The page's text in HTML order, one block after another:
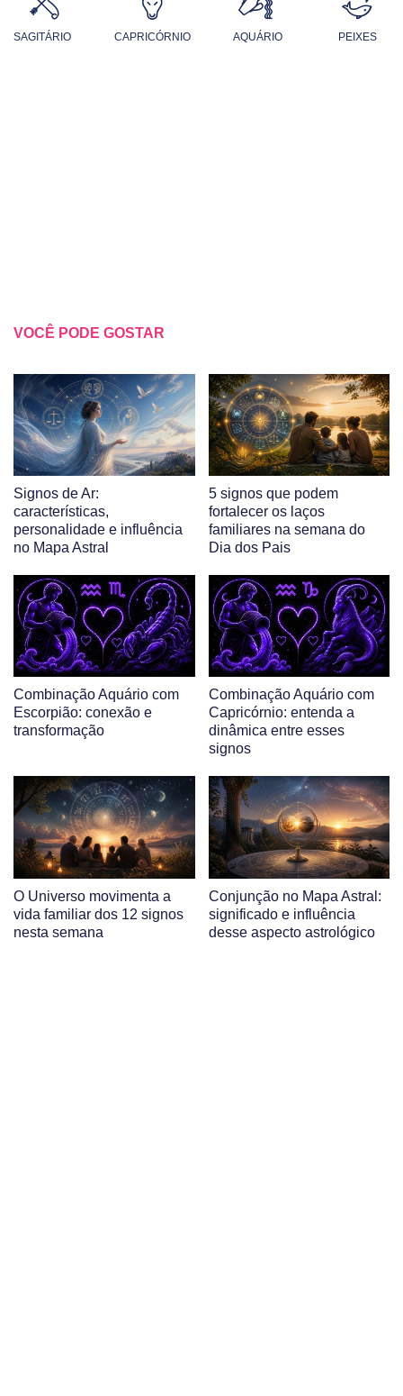
SAGITÁRIO CAPRICÓRNIO AQUÁRIO PEIXES
VOCÊ PODE GOSTAR
Signos de Ar:
características,
personalidade e influência
no Mapa Astral
5 signos que podem
fortalecer os laços
familiares na semana do
Dia dos Pais
Combinação Aquário com
Escorpião: conexão e
transformação
Combinação Aquário com
Capricórnio: entenda a
dinâmica entre esses
signos
O Universo movimenta a
vida familiar dos 12 signos
nesta semana
Conjunção no Mapa Astral:
significado e influência
desse aspecto astrológico